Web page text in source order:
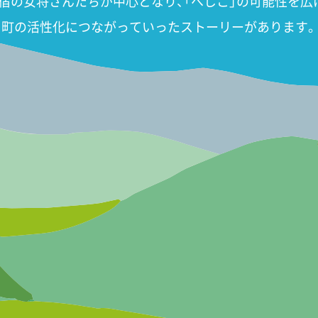
町の活性化につながっていったストーリーがあります。